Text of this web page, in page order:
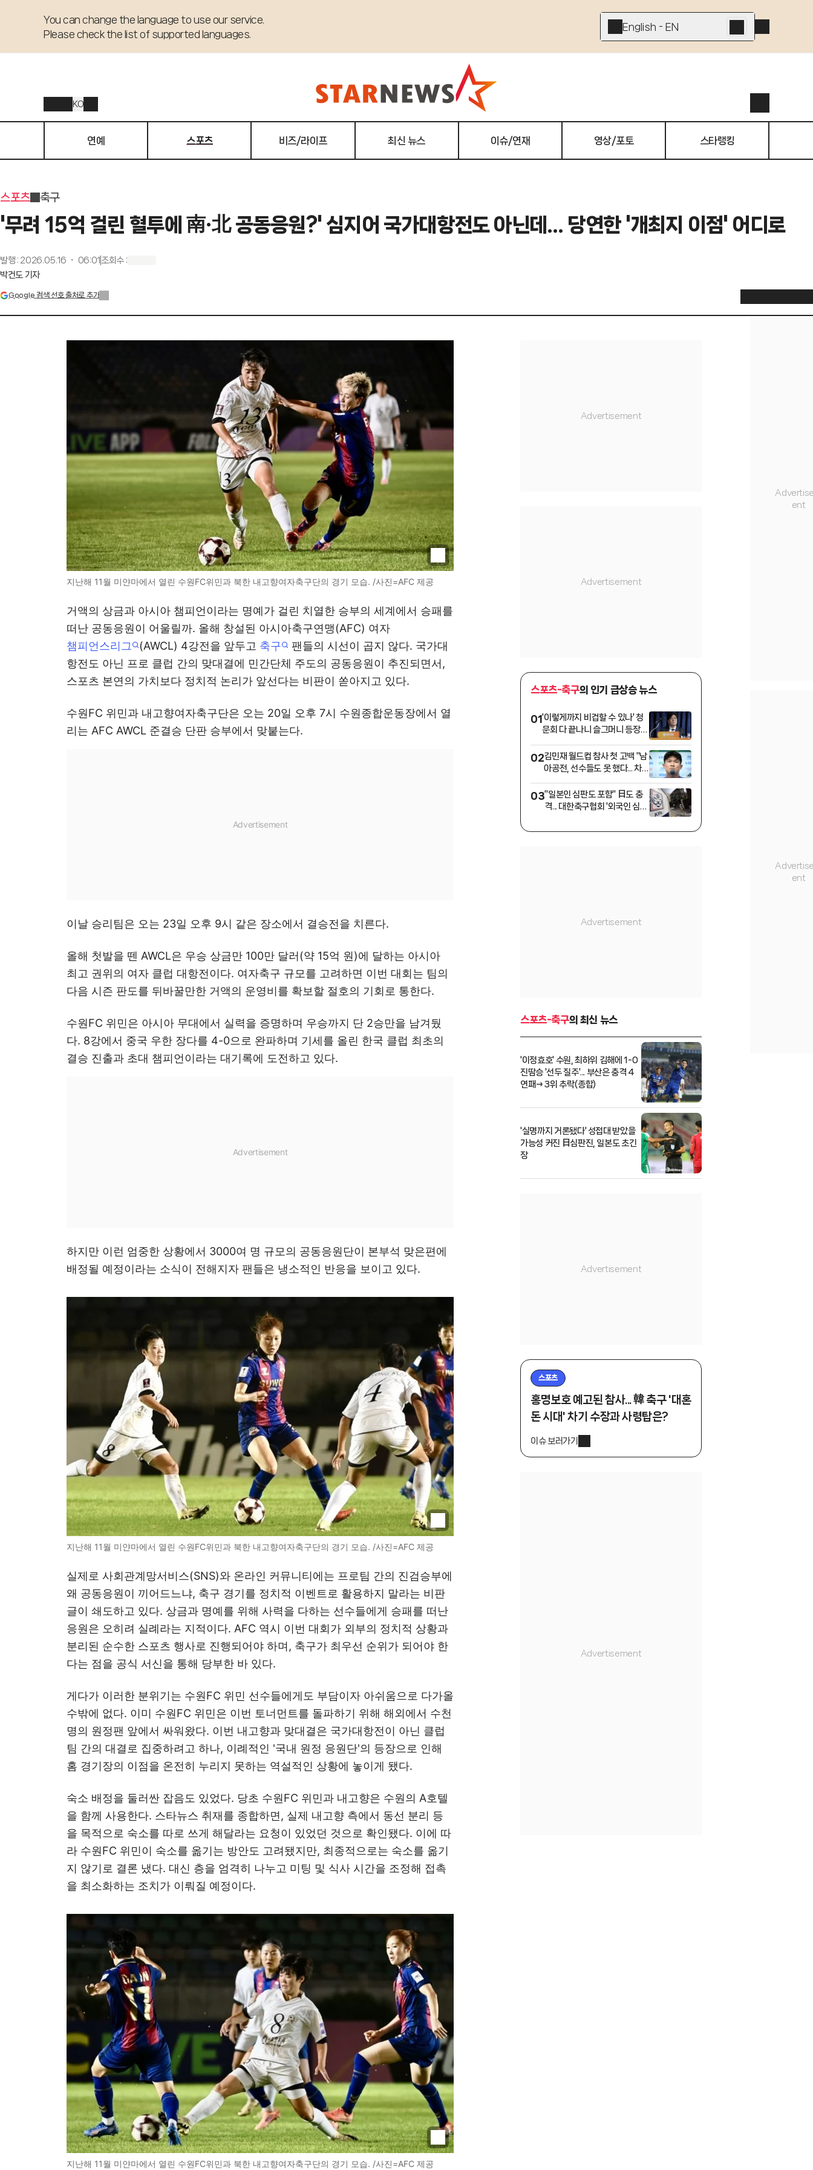
You can change the language to use our service.
Please check the list of supported languages.
English - EN
KO
연예 스포츠 비즈/라이프 최신 뉴스 이슈/연재 영상/포토 스타랭킹
스포츠 축구
'무려 15억 걸린 혈투에 南·北 공동응원?' 심지어 국가대항전도 아닌데... 당연한 '개최지 이점' 어디로
발행 : 2026.05.16 ・ 06:01 조회수:
박건도 기자
Google 검색 선호 출처로 추가
지난해 11월 미얀마에서 열린 수원FC위민과 북한 내고향여자축구단의 경기 모습. /사진=AFC 제공
거액의 상금과 아시아 챔피언이라는 명예가 걸린 치열한 승부의 세계에서 승패를
떠난 공동응원이 어울릴까. 올해 창설된 아시아축구연맹(AFC) 여자
챔피언스리그
(AWCL) 4강전을 앞두고 축구
팬들의 시선이 곱지 않다. 국가대
항전도 아닌 프로 클럽 간의 맞대결에 민간단체 주도의 공동응원이 추진되면서,
스포츠 본연의 가치보다 정치적 논리가 앞선다는 비판이 쏟아지고 있다.
수원FC 위민과 내고향여자축구단은 오는 20일 오후 7시 수원종합운동장에서 열
리는 AFC AWCL 준결승 단판 승부에서 맞붙는다.
이날 승리팀은 오는 23일 오후 9시 같은 장소에서 결승전을 치른다.
올해 첫발을 뗀 AWCL은 우승 상금만 100만 달러(약 15억 원)에 달하는 아시아
최고 권위의 여자 클럽 대항전이다. 여자축구 규모를 고려하면 이번 대회는 팀의
다음 시즌 판도를 뒤바꿀만한 거액의 운영비를 확보할 절호의 기회로 통한다.
수원FC 위민은 아시아 무대에서 실력을 증명하며 우승까지 단 2승만을 남겨뒀
다. 8강에서 중국 우한 장다를 4-0으로 완파하며 기세를 올린 한국 클럽 최초의
결승 진출과 초대 챔피언이라는 대기록에 도전하고 있다.
하지만 이런 엄중한 상황에서 3000여 명 규모의 공동응원단이 본부석 맞은편에
배정될 예정이라는 소식이 전해지자 팬들은 냉소적인 반응을 보이고 있다.
지난해 11월 미얀마에서 열린 수원FC위민과 북한 내고향여자축구단의 경기 모습. /사진=AFC 제공
실제로 사회관계망서비스(SNS)와 온라인 커뮤니티에는 프로팀 간의 진검승부에
왜 공동응원이 끼어드느냐, 축구 경기를 정치적 이벤트로 활용하지 말라는 비판
글이 쇄도하고 있다. 상금과 명예를 위해 사력을 다하는 선수들에게 승패를 떠난
응원은 오히려 실례라는 지적이다. AFC 역시 이번 대회가 외부의 정치적 상황과
분리된 순수한 스포츠 행사로 진행되어야 하며, 축구가 최우선 순위가 되어야 한
다는 점을 공식 서신을 통해 당부한 바 있다.
게다가 이러한 분위기는 수원FC 위민 선수들에게도 부담이자 아쉬움으로 다가올
수밖에 없다. 이미 수원FC 위민은 이번 토너먼트를 돌파하기 위해 해외에서 수천
명의 원정팬 앞에서 싸워왔다. 이번 내고향과 맞대결은 국가대항전이 아닌 클럽
팀 간의 대결로 집중하려고 하나, 이례적인 '국내 원정 응원단'의 등장으로 인해
홈 경기장의 이점을 온전히 누리지 못하는 역설적인 상황에 놓이게 됐다.
숙소 배정을 둘러싼 잡음도 있었다. 당초 수원FC 위민과 내고향은 수원의 A호텔
을 함께 사용한다. 스타뉴스 취재를 종합하면, 실제 내고향 측에서 동선 분리 등
을 목적으로 숙소를 따로 쓰게 해달라는 요청이 있었던 것으로 확인됐다. 이에 따
라 수원FC 위민이 숙소를 옮기는 방안도 고려됐지만, 최종적으로는 숙소를 옮기
지 않기로 결론 냈다. 대신 층을 엄격히 나누고 미팅 및 식사 시간을 조정해 접촉
을 최소화하는 조치가 이뤄질 예정이다.
지난해 11월 미얀마에서 열린 수원FC위민과 북한 내고향여자축구단의 경기 모습. /사진=AFC 제공
스포츠-축구의 인기 급상승 뉴스
01'이렇게까지 비겁할 수 있나' 청
문회 다 끝나니 슬그머니 등장한
02김민재 월드컵 참사 첫 고백 "남
아공전, 선수들도 못 했다... 차
실해야"
03"일본인 심판도 포함" 日도 충
격... 대한축구협회 '외국인 심판
조명
스포츠-축구의 최신 뉴스
'이정효호' 수원, 최하위 김해에 1-0
진땀승 '선두 질주'... 부산은 충격 4
연패→3위 추락(종합)
'실명까지 거론됐다' 성접대 받았을
가능성 커진 日심판진, 일본도 초긴
장
스포츠
홍명보호 예고된 참사... 韓 축구 '대혼
돈 시대' 차기 수장과 사령탑은?
이슈 보러가기